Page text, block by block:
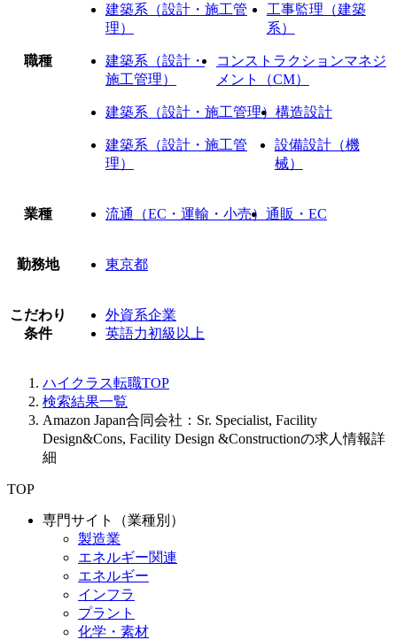
職種
建築系（設計・施工管
理）
工事監理（建築
系）
建築系（設計・
施工管理）
コンストラクションマネジ
メント（CM）
建築系（設計・施工管理） 構造設計
建築系（設計・施工管
理）
設備設計（機
械）
業種 流通（EC・運輸・小売） 通販・EC
勤務地 東京都
こだわり
条件
外資系企業
英語力初級以上
ハイクラス転職TOP
検索結果一覧
Amazon Japan合同会社：Sr. Specialist, Facility
Design&Cons, Facility Design &Constructionの求人情報詳
細
TOP
専門サイト（業種別）
製造業
エネルギー関連
エネルギー
インフラ
プラント
化学・素材